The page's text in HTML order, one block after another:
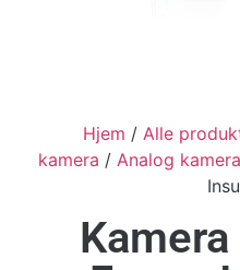
Hjem / Alle
kamera / Analog kamera